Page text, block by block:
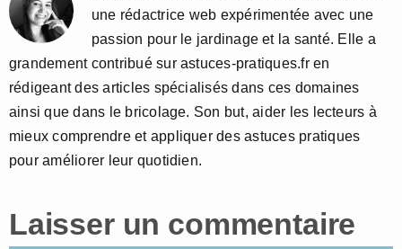
une rédactrice web expérimentée avec une
passion pour le jardinage et la santé. Elle a
grandement contribué sur astuces-pratiques.fr en
rédigeant des articles spécialisés dans ces domaines
ainsi que dans le bricolage. Son but, aider les lecteurs à
mieux comprendre et appliquer des astuces pratiques
pour améliorer leur quotidien.
Laisser un commentaire